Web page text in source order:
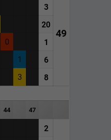
49
3
20
0
1
1
6
3 8
44 47
2